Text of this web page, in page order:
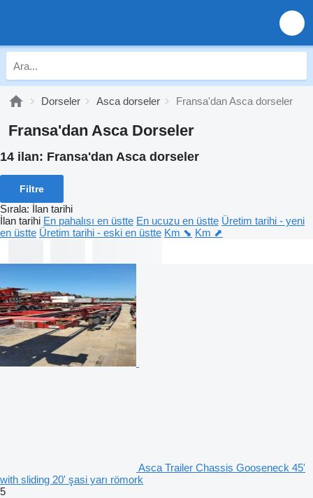
Dorseler Asca dorseler Fransa'dan Asca dorseler
Fransa'dan Asca Dorseler
14 ilan: Fransa'dan Asca dorseler
Filtre
Sırala: İlan tarihi
İlan tarihi En pahalısı en üstte En ucuzu en üstte Üretim tarihi - yeni
en üstte Üretim tarihi - eski en üstte Km ⬊ Km ⬈
Asca Trailer Chassis Gooseneck 45'
with sliding 20' şasi yarı römork
5